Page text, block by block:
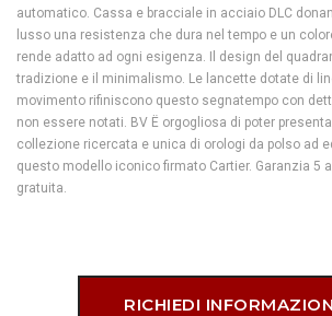
automatico. Cassa e bracciale in acciaio DLC
lusso una resistenza che dura nel tempo e un
rende adatto ad ogni esigenza. Il design del
tradizione e il minimalismo. Le lancette dotate di
movimento rifiniscono questo segnatempo con
non essere notati. BV Ë orgogliosa di poter
collezione ricercata e unica di orologi da polso ad
questo modello iconico firmato Cartier. Garanzia 5
gratuita.
RICHIEDI